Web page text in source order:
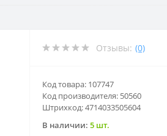
Отзывы: (0)
Код товара: 107747
Код производителя: 50560
Штрихкод: 4714033505604
В наличии: 5 шт.